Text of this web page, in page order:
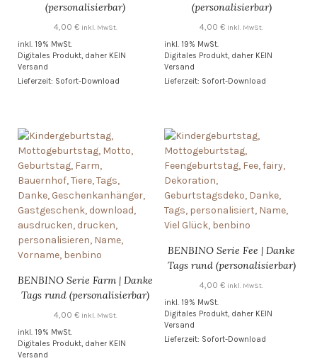
(personalisierbar)
4,00 € inkl. MwSt.
inkl. 19% MwSt.
Digitales Produkt, daher KEIN
Versand
Lieferzeit: Sofort-Download
(personalisierbar)
4,00€ inkl. MwSt.
inkl. 19% MwSt.
Digitales Produkt, daher KEIN
Versand
Lieferzeit: Sofort-Download
BENBINO Serie Farm | Danke
Tags rund (personalisierbar)
4,00 € inkl. MwSt.
inkl. 19% MwSt.
Digitales Produkt, daher KEIN
Versand
BENBINO Serie Fee | Danke
Tags rund (personalisierbar)
4,00€ inkl. MwSt.
inkl. 19% MwSt.
Digitales Produkt, daher KEIN
Versand
Lieferzeit: Sofort-Download